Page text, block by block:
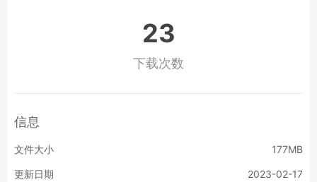
23
下载次数
信息
文件大小 177MB
更新日期 2023-02-17